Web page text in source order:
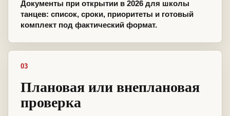
Документы при открытии в 2026 для школы
танцев: список, сроки, приоритеты и готовый
комплект под фактический формат.
03
Плановая или внеплановая
проверка